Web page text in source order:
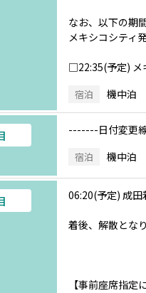
なお、以下の期
メキシコシティ
□22:35(予定) メ
宿泊 機中泊
-------日付変更
宿泊 機中泊
06:20(予定) 成田
着後、解散となり
【事前座席指定